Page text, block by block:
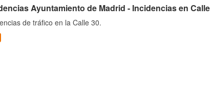
Ayuntamiento de Madrid - Incidencias en Calle
de tráfico en la Calle 30.